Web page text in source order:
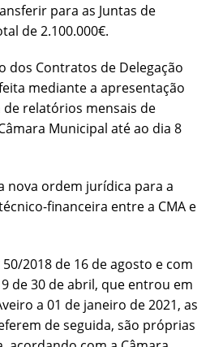
para as Juntas de
de 2.100.000€.
dos Contratos de Delegação
mediante a apresentação
de relatórios mensais de
Municipal até ao dia 8
nova ordem jurídica para a
financeira entre a CMA e
2018 de 16 de agosto e com
de 30 de abril, que entrou em
a 01 de janeiro de 2021, as
de seguida, são próprias